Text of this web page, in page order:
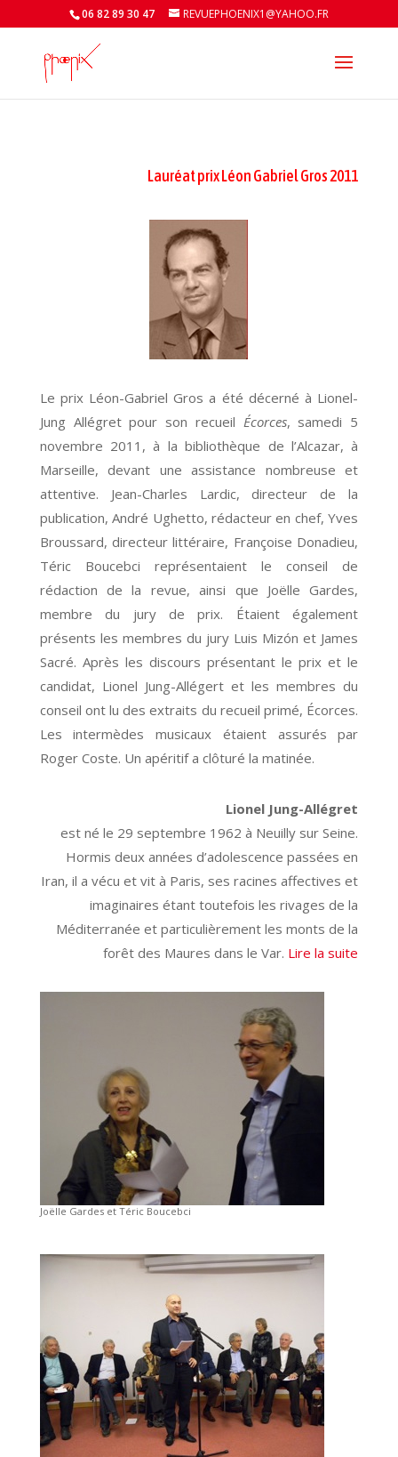
06 82 89 30 47 REVUEPHOENIX1@YAHOO.FR
Lauréat prix Léon Gabriel Gros 2011
Le prix Léon-Gabriel Gros a été décerné à Lionel-
Jung Allégret pour son recueil Écorces, samedi 5
novembre 2011, à la bibliothèque de l’Alcazar, à
Marseille, devant une assistance nombreuse et
attentive. Jean-Charles Lardic, directeur de la
publication, André Ughetto, rédacteur en chef, Yves
Broussard, directeur littéraire, Françoise Donadieu,
Téric Boucebci représentaient le conseil de
rédaction de la revue, ainsi que Joëlle Gardes,
membre du jury de prix. Étaient également
présents les membres du jury Luis Mizón et James
Sacré. Après les discours présentant le prix et le
candidat, Lionel Jung-Allégert et les membres du
conseil ont lu des extraits du recueil primé, Écorces.
Les intermèdes musicaux étaient assurés par
Roger Coste. Un apéritif a clôturé la matinée.
Lionel Jung-Allégret
est né le 29 septembre 1962 à Neuilly sur Seine.
Hormis deux années d’adolescence passées en
Iran, il a vécu et vit à Paris, ses racines affectives et
imaginaires étant toutefois les rivages de la
Méditerranée et particulièrement les monts de la
forêt des Maures dans le Var. Lire la suite
Joëlle Gardes et Téric Boucebci